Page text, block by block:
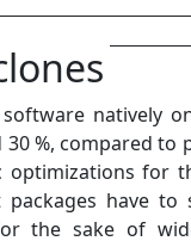
natively
30 %, compared
optimizations for
packages have
the sake of